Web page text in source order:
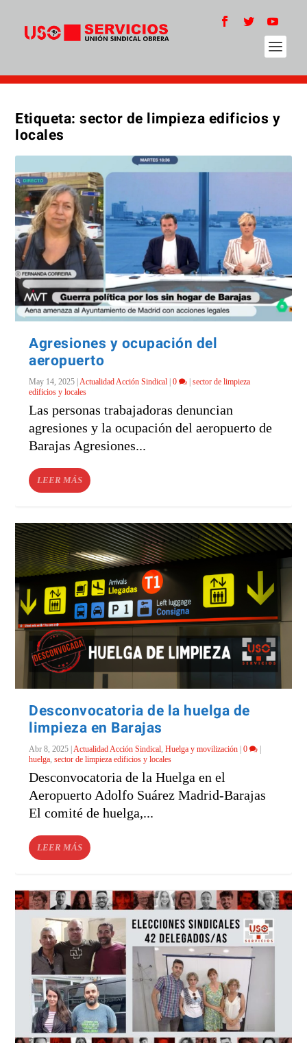
Etiqueta:sector de limpieza edificios y
locales
Agresiones y ocupación del
aeropuerto
May 14, 2025 | Actualidad Acción Sindical |0 |sector de limpieza
edificios y locales
Las personas trabajadoras denuncian
agresiones y la ocupación del aeropuerto de
Barajas Agresiones...
LEER MÁS
Desconvocatoria de la huelga de
limpieza en Barajas
Abr 8, 2025 | Actualidad Acción Sindical ,Huelga y movilización |0
|
huelga ,sector de limpieza edificios y locales
Desconvocatoria de la Huelga en el
Aeropuerto Adolfo Suárez Madrid-Barajas
El comité de huelga,...
LEER MÁS